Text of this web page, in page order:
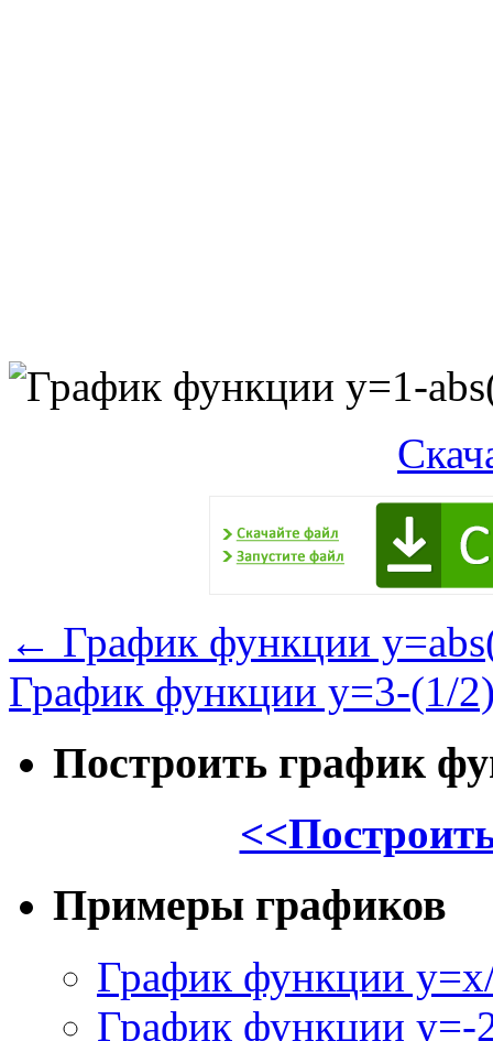
← График функции
График функции y=3-(1/
Построить график
Примеры графиков
График функции
График функции y=-